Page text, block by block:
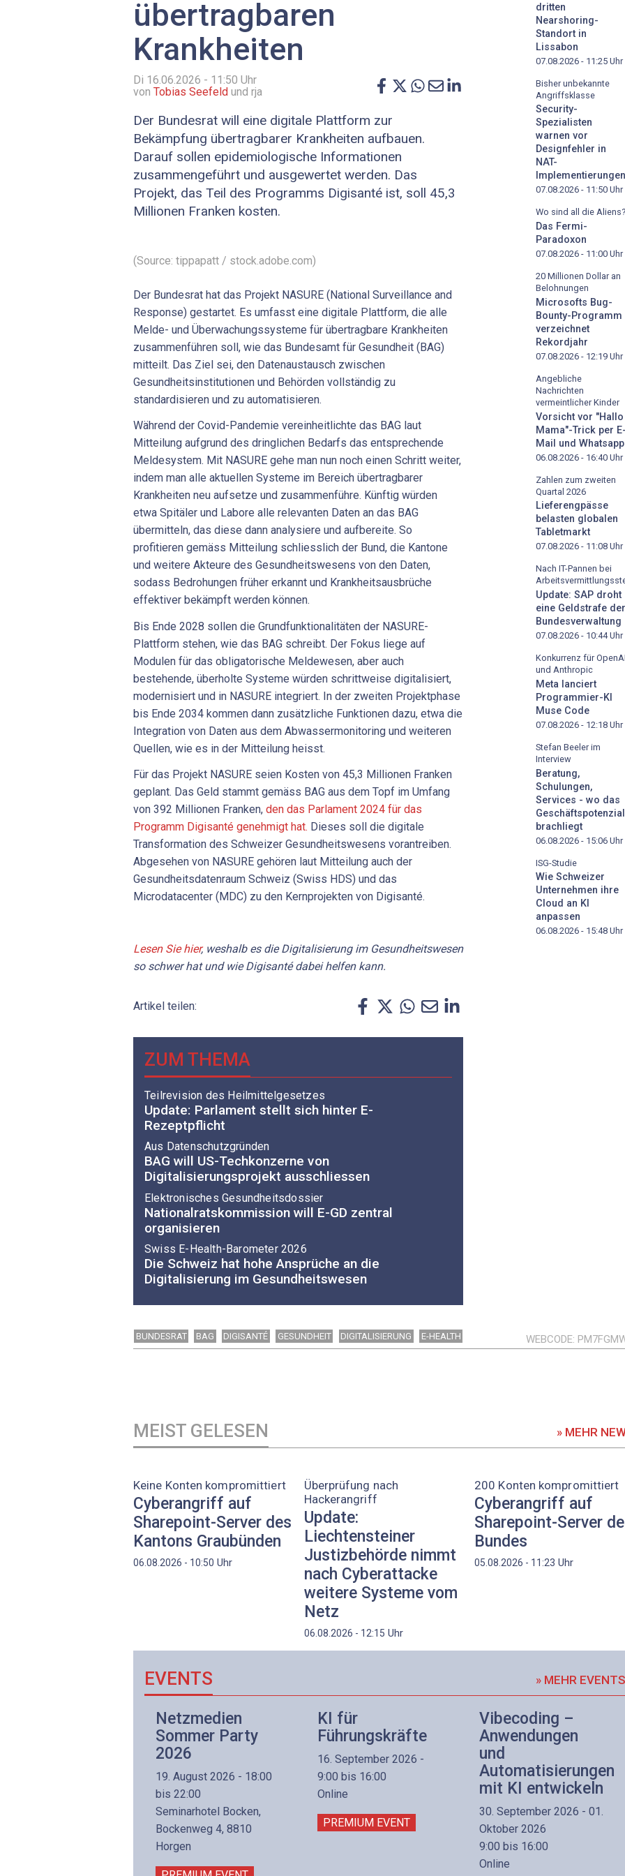
übertragbaren
Krankheiten
Di 16.06.2026 - 11:50 Uhr
von Tobias Seefeld und rja
Der Bundesrat will eine digitale Plattform zur
Bekämpfung übertragbarer Krankheiten aufbauen.
Darauf sollen epidemiologische Informationen
zusammengeführt und ausgewertet werden. Das
Projekt, das Teil des Programms Digisanté ist, soll 45,3
Millionen Franken kosten.
(Source: tippapatt / stock.adobe.com)
Der Bundesrat hat das Projekt NASURE (National Surveillance and
Response) gestartet. Es umfasst eine digitale Plattform, die alle
Melde- und Überwachungssysteme für übertragbare Krankheiten
zusammenführen soll, wie das Bundesamt für Gesundheit (BAG)
mitteilt. Das Ziel sei, den Datenaustausch zwischen
Gesundheitsinstitutionen und Behörden vollständig zu
standardisieren und zu automatisieren.
Während der Covid-Pandemie vereinheitlichte das BAG laut
Mitteilung aufgrund des dringlichen Bedarfs das entsprechende
Meldesystem. Mit NASURE gehe man nun noch einen Schritt weiter,
indem man alle aktuellen Systeme im Bereich übertragbarer
Krankheiten neu aufsetze und zusammenführe. Künftig würden
etwa Spitäler und Labore alle relevanten Daten an das BAG
übermitteln, das diese dann analysiere und aufbereite. So
profitieren gemäss Mitteilung schliesslich der Bund, die Kantone
und weitere Akteure des Gesundheitswesens von den Daten,
sodass Bedrohungen früher erkannt und Krankheitsausbrüche
effektiver bekämpft werden können.
Bis Ende 2028 sollen die Grundfunktionalitäten der NASURE-
Plattform stehen, wie das BAG schreibt. Der Fokus liege auf
Modulen für das obligatorische Meldewesen, aber auch
bestehende, überholte Systeme würden schrittweise digitalisiert,
modernisiert und in NASURE integriert. In der zweiten Projektphase
bis Ende 2034 kommen dann zusätzliche Funktionen dazu, etwa die
Integration von Daten aus dem Abwassermonitoring und weiteren
Quellen, wie es in der Mitteilung heisst.
Für das Projekt NASURE seien Kosten von 45,3 Millionen Franken
geplant. Das Geld stammt gemäss BAG aus dem Topf im Umfang
von 392 Millionen Franken, den das Parlament 2024 für das
Programm Digisanté genehmigt hat. Dieses soll die digitale
Transformation des Schweizer Gesundheitswesens vorantreiben.
Abgesehen von NASURE gehören laut Mitteilung auch der
Gesundheitsdatenraum Schweiz (Swiss HDS) und das
Microdatacenter (MDC) zu den Kernprojekten von Digisanté.
Lesen Sie hier, weshalb es die Digitalisierung im Gesundheitswesen
so schwer hat und wie Digisanté dabei helfen kann.
Artikel teilen:
ZUM THEMA
Teilrevision des Heilmittelgesetzes
Update: Parlament stellt sich hinter E-
Rezeptpflicht
Aus Datenschutzgründen
BAG will US-Techkonzerne von
Digitalisierungsprojekt ausschliessen
Elektronisches Gesundheitsdossier
Nationalratskommission will E-GD zentral
organisieren
Swiss E-Health-Barometer 2026
Die Schweiz hat hohe Ansprüche an die
Digitalisierung im Gesundheitswesen
dritten
Nearshoring-
Standort in
Lissabon
07.08.2026 - 11:25 Uhr
Bisher unbekannte
Angriffsklasse
Security-
Spezialisten
warnen vor
Designfehler in
NAT-
Implementierungen
07.08.2026 - 11:50 Uhr
Wo sind all die Aliens?
Das Fermi-
Paradoxon
07.08.2026 - 11:00 Uhr
20 Millionen Dollar an
Belohnungen
Microsofts Bug-
Bounty-Programm
verzeichnet
Rekordjahr
07.08.2026 - 12:19 Uhr
Angebliche
Nachrichten
vermeintlicher Kinder
Vorsicht vor "Hallo
Mama"-Trick per E-
Mail und Whatsapp
06.08.2026 - 16:40 Uhr
Zahlen zum zweiten
Quartal 2026
Lieferengpässe
belasten globalen
Tabletmarkt
07.08.2026 - 11:08 Uhr
Nach IT-Pannen bei
Update: SAP droht
eine Geldstrafe der
Bundesverwaltung
07.08.2026 - 10:44Uhr
Konkurrenz für OpenAI
und Anthropic
Meta lanciert
Programmier-KI
Muse Code
07.08.2026 - 12:18 Uhr
Stefan Beeler im
Interview
Beratung,
Schulungen,
Services - wo das
Geschäftspotenzial
brachliegt
06.08.2026 - 15:06 Uhr
ISG-Studie
Wie Schweizer
Unternehmen ihre
Cloud an KI
anpassen
06.08.2026 - 15:48 Uhr
BUNDESRAT BAG DIGISANTÉ GESUNDHEIT DIGITALISIERUNG E-HEALTH WEBCODE
MEIST GELESEN » MEHR
Keine Konten kompromittiert
Cyberangriff auf
Sharepoint-Server des
Kantons Graubünden
06.08.2026 - 10:50 Uhr
Überprüfung nach
Hackerangriff
Update:
Liechtensteiner
Justizbehörde nimmt
nach Cyberattacke
weitere Systeme vom
Netz
06.08.2026 - 12:15 Uhr
200 Konten kompromittiert
Cyberangriff auf
Sharepoint-Server
Bundes
05.08.2026 - 11:23 Uhr
EVENTS » MEHR EVENTS
Netzmedien
Sommer Party
2026
19. August 2026 - 18:00
bis 22:00
Seminarhotel Bocken,
Bockenweg 4, 8810
Horgen
KI für
Führungskräfte
16. September 2026 -
9:00 bis 16:00
Online
PREMIUM EVENT
Vibecoding –
Anwendungen
und
Automatisierungen
mit KI entwickeln
30. September 2026 - 01.
Oktober 2026
9:00 bis 16:00
Online